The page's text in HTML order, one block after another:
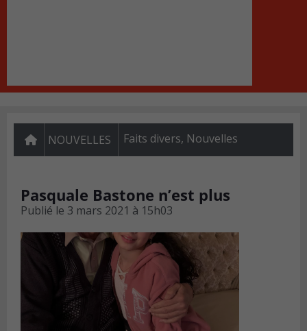
NOUVELLES Faits divers, Nouvelles
Pasquale Bastone n’est plus
Publié le 3 mars 2021 à 15h03